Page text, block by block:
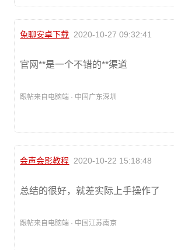
兔聊安卓下载 2020-10-27 09:32:41
官网**是一个不错的**渠道
跟帖来自电脑端 · 中国广东深圳
会声会影教程 2020-10-22 15:18:48
总结的很好，就差实际上手操作了
跟帖来自电脑端 · 中国江苏南京